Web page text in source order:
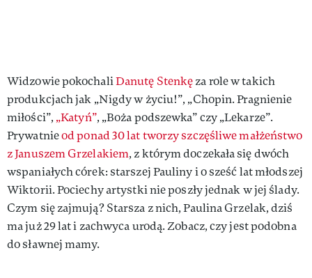
Widzowie pokochaliDanutę Stenkęza role w takich
produkcjach jak „Nigdy w życiu!”, „Chopin. Pragnienie
miłości”, „Katyń”, „Boża podszewka” czy „Lekarze”.
Prywatnieod ponad 30 lat tworzy szczęśliwe małżeństwo
z Januszem Grzelakiem, z którym doczekała się dwóch
wspaniałych córek: starszej Pauliny i o sześć lat młodszej
Wiktorii. Pociechy artystki nie poszły jednak w jej ślady.
Czym się zajmują? Starsza z nich, Paulina Grzelak, dziś
ma już 29 lat i zachwyca urodą. Zobacz, czy jest podobna
do sławnej mamy.